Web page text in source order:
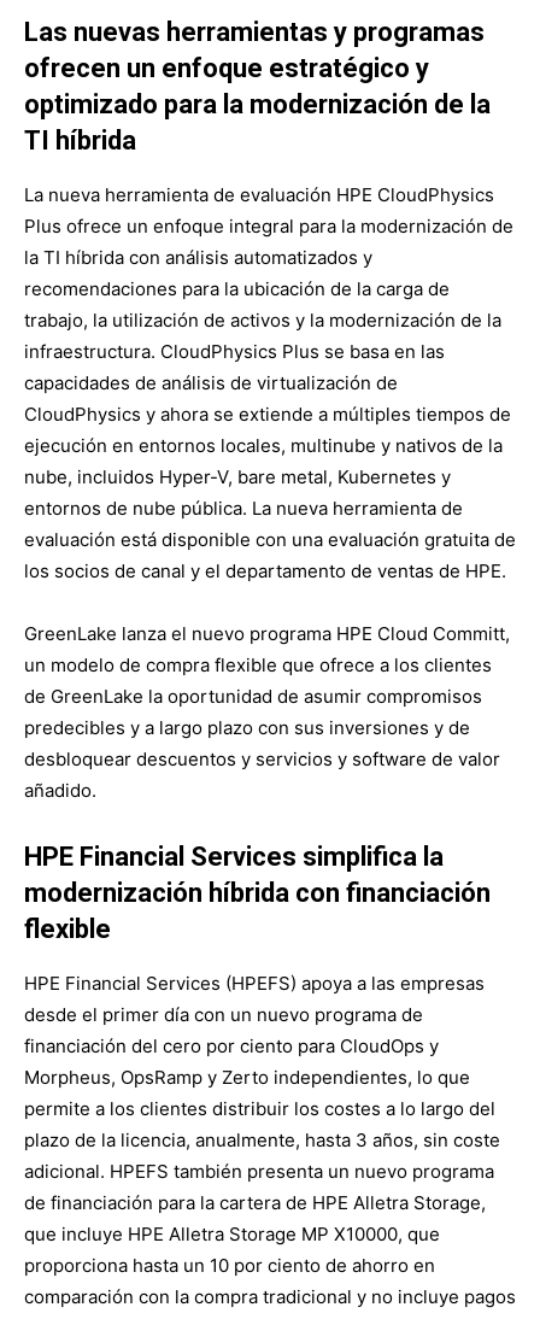
Las nuevas herramientas y programas
ofrecen un enfoque estratégico y
optimizado para la modernización de la
TI híbrida
La nueva herramienta de evaluación HPE CloudPhysics
Plus ofrece un enfoque integral para la modernización de
la TI híbrida con análisis automatizados y
recomendaciones para la ubicación de la carga de
trabajo, la utilización de activos y la modernización de la
infraestructura. CloudPhysics Plus se basa en las
capacidades de análisis de virtualización de
CloudPhysics y ahora se extiende a múltiples tiempos de
ejecución en entornos locales, multinube y nativos de la
nube, incluidos Hyper-V, bare metal, Kubernetes y
entornos de nube pública. La nueva herramienta de
evaluación está disponible con una evaluación gratuita de
los socios de canal y el departamento de ventas de HPE.
GreenLake lanza el nuevo programa HPE Cloud Committ,
un modelo de compra flexible que ofrece a los clientes
de GreenLake la oportunidad de asumir compromisos
predecibles y a largo plazo con sus inversiones y de
desbloquear descuentos y servicios y software de valor
añadido.
HPE Financial Services simplifica la
modernización híbrida con financiación
flexible
HPE Financial Services (HPEFS) apoya a las empresas
desde el primer día con un nuevo programa de
financiación del cero por ciento para CloudOps y
Morpheus, OpsRamp y Zerto independientes, lo que
permite a los clientes distribuir los costes a lo largo del
plazo de la licencia, anualmente, hasta 3 años, sin coste
adicional. HPEFS también presenta un nuevo programa
de financiación para la cartera de HPE Alletra Storage,
que incluye HPE Alletra Storage MP X10000, que
proporciona hasta un 10 por ciento de ahorro en
comparación con la compra tradicional y no incluye pagos